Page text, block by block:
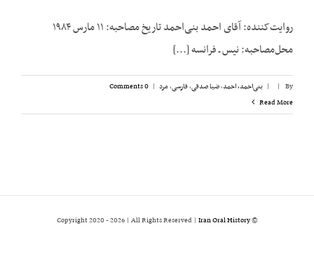
روایت‌کننده: آقای احمد بنی‌احمد تاریخ مصاحبه: ۱۱ مارس ۱۹۸۴
محل‌مصاحبه: نیس ـ فرانسه [...]
By
|
| بنی‌احمد، احمد,ضیا صدقی,فارسی,مرد |
0 Comments
Read More
© Copyright 2020 -
2026 | All Rights Reserved | Iran Oral History